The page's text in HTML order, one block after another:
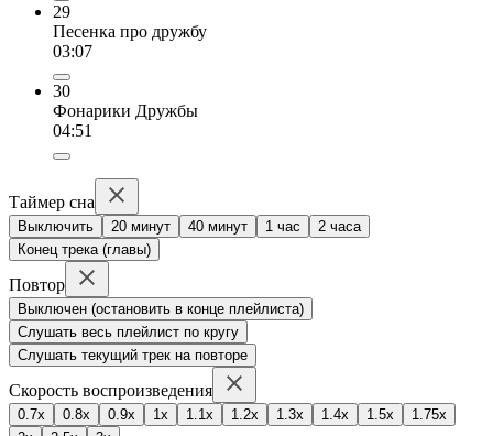
29
Песенка про дружбу
03:07
30
Фонарики Дружбы
04:51
Таймер сна
Выключить 20 минут 40 минут 1 час
2 часа
Конец трека (главы)
Повтор
Выключен (остановить в конце плейлиста)
Слушать весь плейлист по кругу
Слушать текущий трек на повторе
Скорость воспроизведения
0.7x 0.8x 0.9x 1x 1.1x 1.2x 1.3x 1.4x 1.5x
1.75x